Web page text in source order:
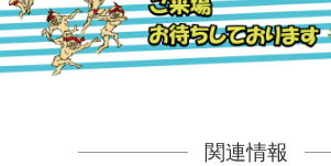
関連情報